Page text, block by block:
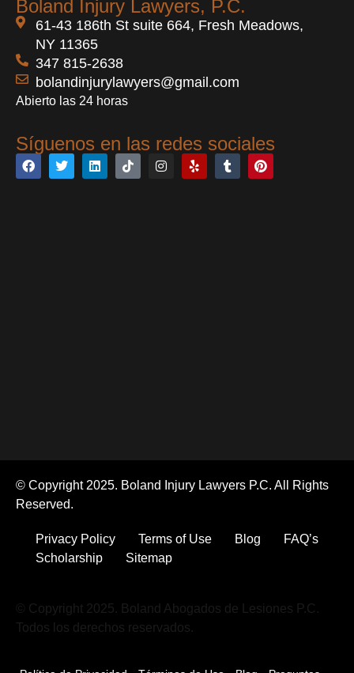
Boland Injury Lawyers, P.C.
61-43 186th St suite 664, Fresh Meadows,
NY 11365
347 815-2638
bolandinjurylawyers@gmail.com
Abierto las 24 horas
Síguenos en las redes sociales
© Copyright 2025. Boland Injury Lawyers P.C. All Rights
Reserved.
Privacy Policy Terms of Use Blog
FAQ’s
Scholarship
Sitemap
© Copyright 2025. Boland Abogados de Lesiones P.C.
Todos los derechos reservados.